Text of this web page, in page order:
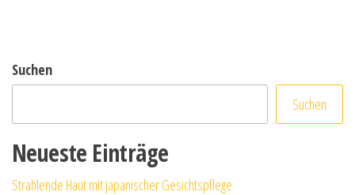
Suchen
Suchen
Neueste Einträge
Strahlende Haut mit japanischer Gesichtspflege